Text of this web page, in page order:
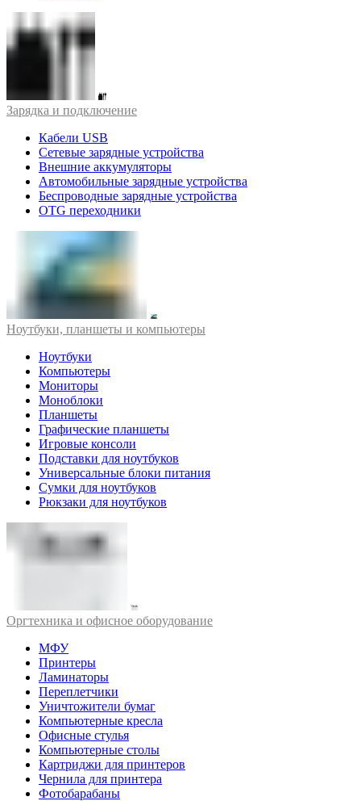
Зарядка и подключение
Кабели USB
Сетевые зарядные устройства
Внешние аккумуляторы
Автомобильные зарядные устройства
Беспроводные зарядные устройства
OTG переходники
Ноутбуки, планшеты и компьютеры
Ноутбуки
Компьютеры
Мониторы
Моноблоки
Планшеты
Графические планшеты
Игровые консоли
Подставки для ноутбуков
Универсальные блоки питания
Сумки для ноутбуков
Рюкзаки для ноутбуков
Оргтехника и офисное оборудование
МФУ
Принтеры
Ламинаторы
Переплетчики
Уничтожители бумаг
Компьютерные кресла
Офисные стулья
Компьютерные столы
Картриджи для принтеров
Чернила для принтера
Фотобарабаны